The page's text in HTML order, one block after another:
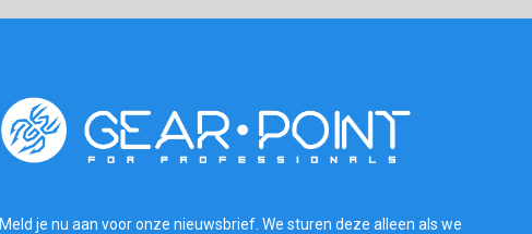
Meld je nu aan voor onze nieuwsbrief. We sturen deze alleen als we